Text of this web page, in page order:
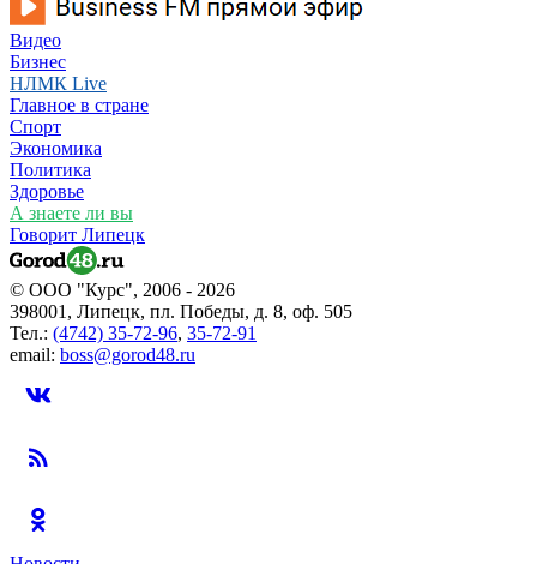
Видео
Бизнес
НЛМК Live
Главное в стране
Спорт
Экономика
Политика
Здоровье
А знаете ли вы
Говорит Липецк
© ООО "Курс", 2006 - 2026
398001, Липецк, пл. Победы, д. 8, оф. 505
Тел.: (4742) 35-72-96, 35-72-91
email: boss@gorod48.ru